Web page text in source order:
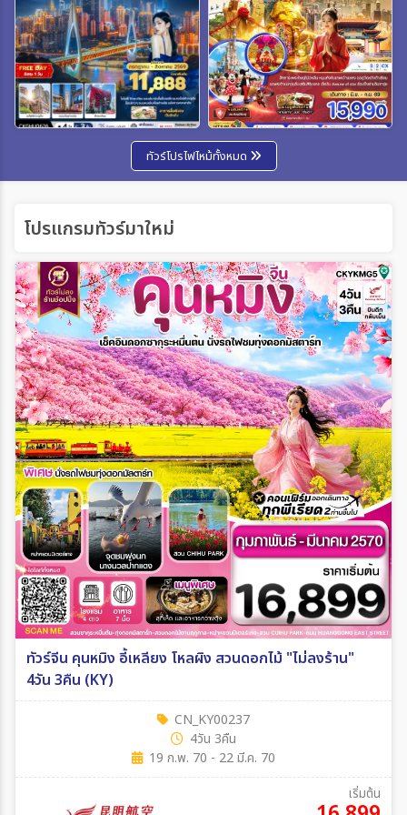
ทัวร์โปรไฟไหม้ทั้งหมด
โปรแกรมทัวร์มาใหม่
ทัวร์จีน คุนหมิง อี้เหลียง โหลผิง สวนดอกไม้ "ไม่ลงร้าน"
4วัน 3คืน (KY)
CN_KY00237
4วัน 3คืน
19 ก.พ. 70 - 22 มี.ค. 70
เริ่มต้น